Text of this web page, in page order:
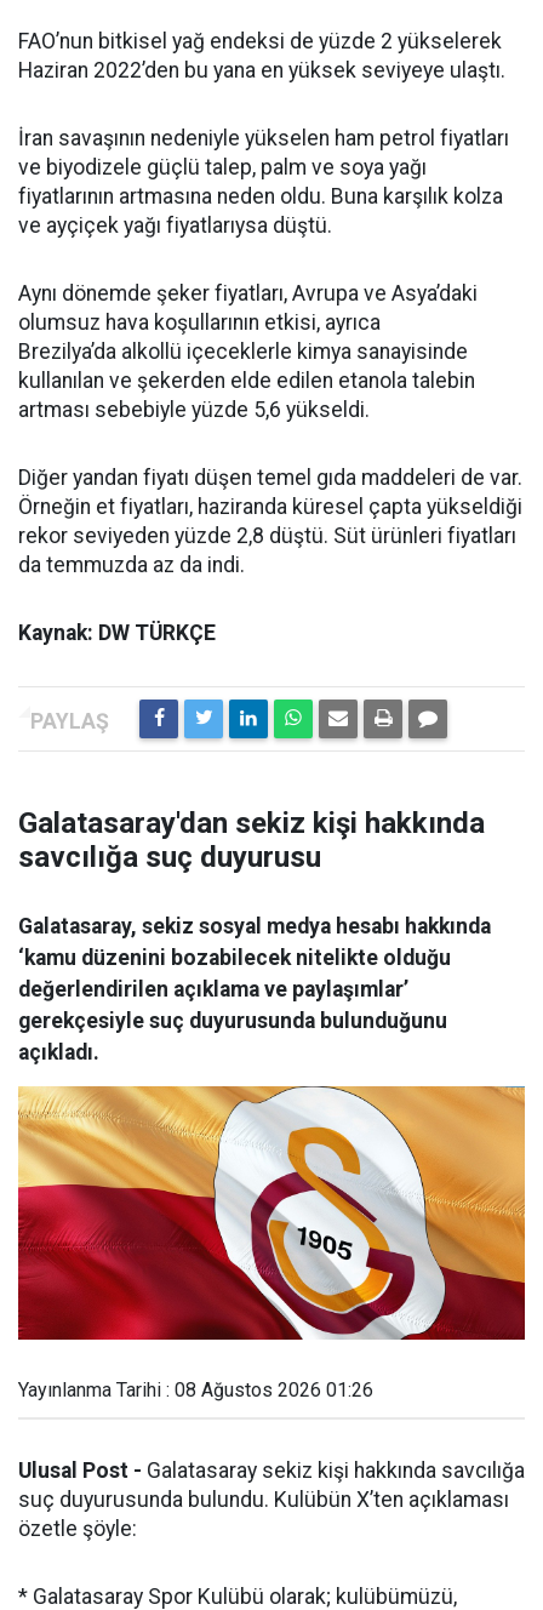
FAO’nun bitkisel yağ endeksi de yüzde 2 yükselerek
Haziran 2022’den bu yana en yüksek seviyeye ulaştı.
İran savaşının nedeniyle yükselen ham petrol fiyatları
ve biyodizele güçlü talep, palm ve soya yağı
fiyatlarının artmasına neden oldu. Buna karşılık kolza
ve ayçiçek yağı fiyatlarıysa düştü.
Aynı dönemde şeker fiyatları, Avrupa ve Asya’daki
olumsuz hava koşullarının etkisi, ayrıca
Brezilya’da alkollü içeceklerle kimya sanayisinde
kullanılan ve şekerden elde edilen etanola talebin
artması sebebiyle yüzde 5,6 yükseldi.
Diğer yandan fiyatı düşen temel gıda maddeleri de var.
Örneğin et fiyatları, haziranda küresel çapta yükseldiği
rekor seviyeden yüzde 2,8 düştü. Süt ürünleri fiyatları
da temmuzda az da indi.
Kaynak: DW TÜRKÇE
Galatasaray'dan sekiz kişi hakkında
savcılığa suç duyurusu
Galatasaray, sekiz sosyal medya hesabı hakkında
‘kamu düzenini bozabilecek nitelikte olduğu
değerlendirilen açıklama ve paylaşımlar’
gerekçesiyle suç duyurusunda bulunduğunu
açıkladı.
Yayınlanma Tarihi : 08 Ağustos 2026 01:26
Ulusal Post - Galatasaray sekiz kişi hakkında savcılığa
suç duyurusunda bulundu. Kulübün X’ten açıklaması
özetle şöyle:
* Galatasaray Spor Kulübü olarak; kulübümüzü,